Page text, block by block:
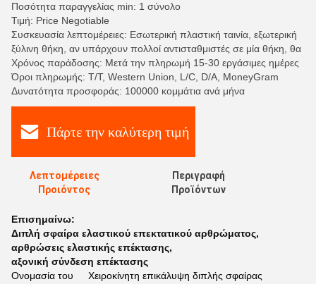
Ποσότητα παραγγελίας min: 1 σύνολο
Τιμή: Price Negotiable
Συσκευασία λεπτομέρειες: Εσωτερική πλαστική ταινία, εξωτερική
ξύλινη θήκη, αν υπάρχουν πολλοί αντισταθμιστές σε μία θήκη, θα
Χρόνος παράδοσης: Μετά την πληρωμή 15-30 εργάσιμες ημέρες
Όροι πληρωμής: T/T, Western Union, L/C, D/A, MoneyGram
Δυνατότητα προσφοράς: 100000 κομμάτια ανά μήνα
Πάρτε την καλύτερη τιμή
Λεπτομέρειες
Προιόντος
Περιγραφή
Προϊόντων
Επισημαίνω:
Διπλή σφαίρα ελαστικού επεκτατικού αρθρώματος,
αρθρώσεις ελαστικής επέκτασης,
αξονική σύνδεση επέκτασης
Ονομασία του
Χειροκίνητη επικάλυψη διπλής σφαίρας